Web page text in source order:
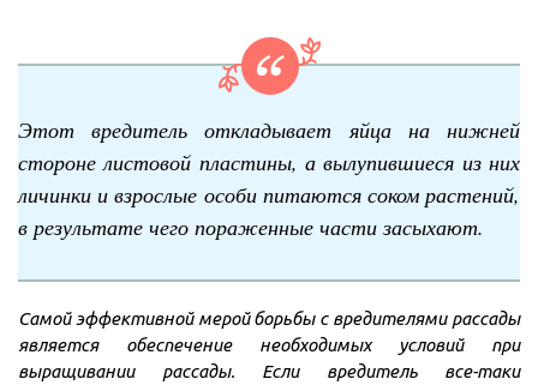
Этот вредитель откладывает яйца на нижней
стороне листовой пластины, а вылупившиеся из них
личинки и взрослые особи питаются соком растений,
в результате чего пораженные части засыхают.
Самой эффективной мерой борьбы с вредителями рассады
является обеспечение необходимых условий при
выращивании рассады. Если вредитель все-таки